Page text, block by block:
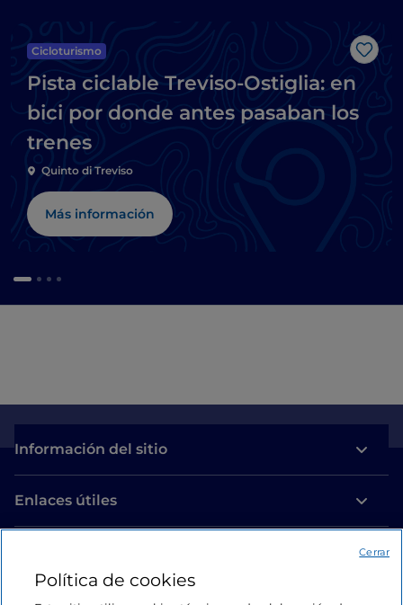
Me
Cicloturismo
Pista ciclable Treviso-Ostiglia: en
bici por donde antes pasaban los
trenes
Quinto di Treviso
Más información
Información del sitio
Enlaces útiles
Estamos en contacto
Política de cookies
Cerrar